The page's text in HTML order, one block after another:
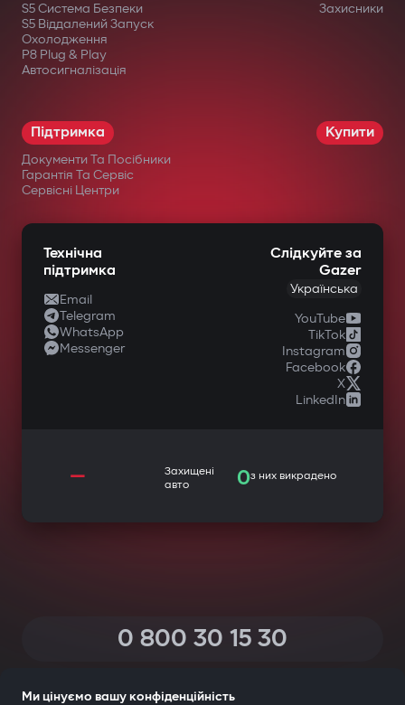
S5 Система Безпеки
S5 Віддалений Запуск
Охолодження
P8 Plug & Play
Автосигналізація
Захисники
Підтримка
Документи Та Посібники
Гарантія Та Сервіс
Сервісні Центри
Купити
Технічна
підтримка
Email
Telegram
WhatsApp
Messenger
Слідкуйте за
Gazer
Українська
YouTube
TikTok
Instagram
Facebook
X
LinkedIn
—
Захищені
авто
0з них викрадено
0 800 30 15 30
Ми цінуємо вашу конфіденційність